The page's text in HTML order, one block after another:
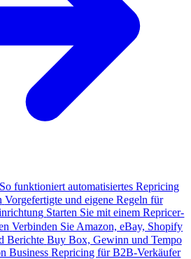
So funktioniert automatisiertes Repricing
Vorgefertigte und eigene Regeln für
Starten Sie mit einem Repricer-
Verbinden Sie Amazon, eBay, Shopify
Berichte Buy Box, Gewinn und Tempo
Business Repricing für B2B-Verkäufer